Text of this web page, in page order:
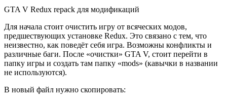
GTA V Redux repack для модификаций
Для начала стоит очистить игру от всяческих модов,
предшествующих установке Redux. Это связано с тем, что
неизвестно, как поведёт себя игра. Возможны конфликты и
различные баги. После «очистки» GTA V, стоит перейти в
папку игры и создать там папку «mods» (кавычки в названии
не используются).
В новый файл нужно скопировать: